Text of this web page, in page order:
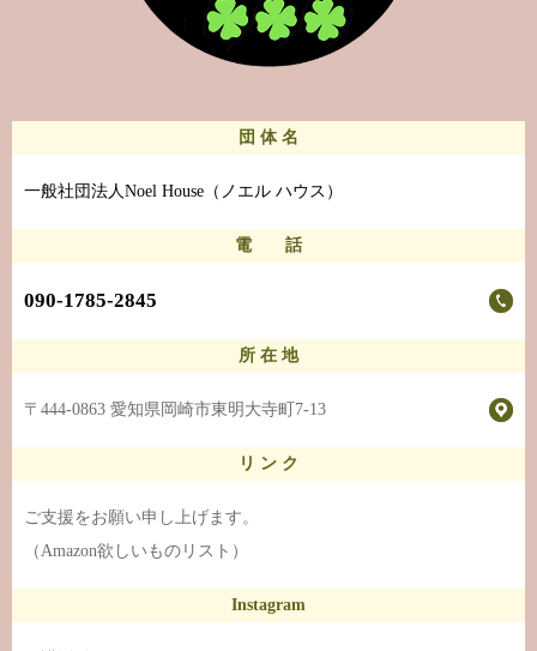
団 体 名
一般社団法人Noel House（ノエル ハウス）
電 話
090-1785-2845
所 在 地
〒444-0863 愛知県岡崎市東明大寺町7-13
リ ン ク
ご支援をお願い申し上げます。
（Amazon欲しいものリスト）
Instagram